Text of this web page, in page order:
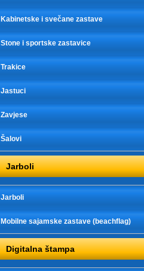
Kabinetske i svečane zastave
Stone i sportske zastavice
Trakice
Jastuci
Zavjese
Šalovi
Jarboli
Jarboli
Mobilne sajamske zastave (beachflag)
Digitalna štampa